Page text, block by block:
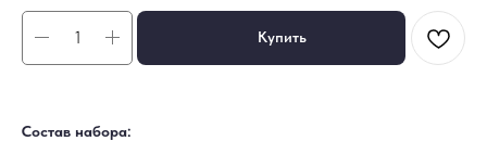
Купить
Состав набора: